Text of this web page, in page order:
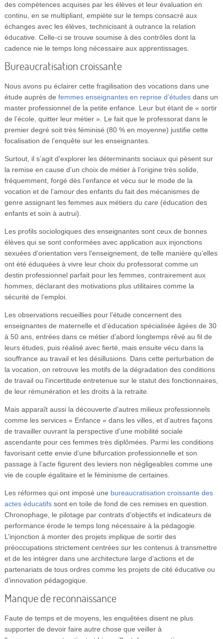
des compétences acquises par les élèves et leur évaluation en
continu, en se multipliant, empiète sur le temps consacré aux
échanges avec les élèves, technicisant à outrance la relation
éducative. Celle-ci se trouve soumise à des contrôles dont la
cadence nie le temps long nécessaire aux apprentissages.
Bureaucratisation croissante
Nous avons pu éclairer cette fragilisation des vocations dans une
étude auprès de femmes enseignantes en reprise d’étudesdans un
master professionnel de la petite enfance. Leur but étant de « sortir
de l’école, quitter leur métier ». Le fait que le professorat dans le
premier degré soit très féminisé (80 % en moyenne) justifie cette
focalisation de l’enquête sur les enseignantes.
Surtout, il s’agit d’explorer les déterminants sociaux qui pèsent sur
la remise en cause d’un choix de métier à l’origine très solide,
fréquemment, forgé dès l’enfance et vécu sur le mode de la
vocation et de l’amour des enfants du fait des mécanismes de
genre assignant les femmes aux métiers du care(éducation des
enfants et soin à autrui).
Les profils sociologiques des enseignantes sont ceux de bonnes
élèves qui se sont conformées avec application aux injonctions
sexuées d’orientation vers l’enseignement, de telle manière qu’elles
ont été éduquées à vivre leur choix du professorat comme un
destin professionnel parfait pour les femmes, contrairement aux
hommes, déclarant des motivations plus utilitaires comme la
sécurité de l’emploi.
Les observations recueillies pour l’étude concernent des
enseignantes de maternelle et d’éducation spécialisée âgées de 30
à 50 ans, entrées dans ce métier d’abord longtemps rêvé au fil de
leurs études, puis réalisé avec fierté, mais ensuite vécu dans la
souffrance au travail et les désillusions. Dans cette perturbation de
la vocation, on retrouve les motifs de la dégradation des conditions
de travail ou l’incertitude entretenue sur le statut des fonctionnaires,
de leur rémunération et les droits à la retraite.
Mais apparaît aussi la découverte d’autres milieux professionnels
comme les services « Enfance » dans les villes, et d’autres façons
de travailler ouvrant la perspective d’une mobilité sociale
ascendante pour ces femmes très diplômées. Parmi les conditions
favorisant cette envie d’une bifurcation professionnelle et son
passage à l’acte figurent des leviers non négligeables comme une
vie de couple égalitaire et le féminisme de certaines.
Les réformes qui ont imposé une bureaucratisation croissante des
actes éducatifssont en toile de fond de ces remises en question.
Chronophage, le pilotage par contrats d’objectifs et indicateurs de
performance érode le temps long nécessaire à la pédagogie.
L’injonction à monter des projets implique de sortir des
préoccupations strictement centrées sur les contenus à transmettre
et de les intégrer dans une architecture large d’actions et de
partenariats de tous ordres comme les projets de cité éducative ou
d’innovation pédagogique.
Manque de reconnaissance
Faute de temps et de moyens, les enquêtées disent ne plus
supporter de devoir faire autre chose que veiller à